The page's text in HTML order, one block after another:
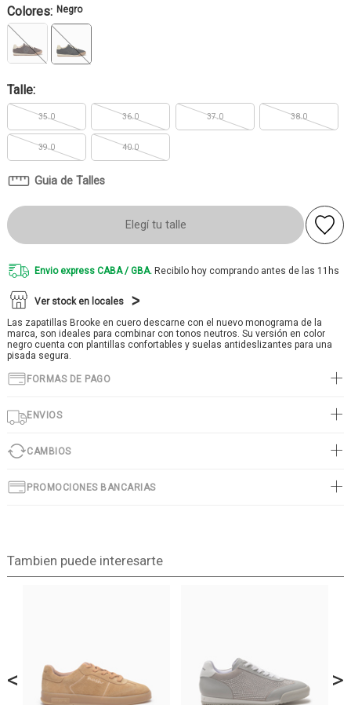
Colores: Negro
Talle:
35.0 36.0 37.0 38.0
39.0 40.0
Guia de Talles
Elegí tu talle
Envio express CABA / GBA. Recibilo hoy comprando antes de las 11hs
Ver stock en locales
Las zapatillas Brooke en cuero descarne con el nuevo monograma de la
marca, son ideales para combinar con tonos neutros. Su versión en color
negro cuenta con plantillas confortables y suelas antideslizantes para una
pisada segura.
FORMAS DE PAGO
ENVIOS
CAMBIOS
PROMOCIONES BANCARIAS
Tambien puede interesarte
< >